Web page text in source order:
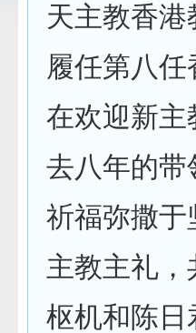
天主教香
履任第八
在欢迎新主
去八年的带
祈福弥撒于
主教主礼
枢机和陈日